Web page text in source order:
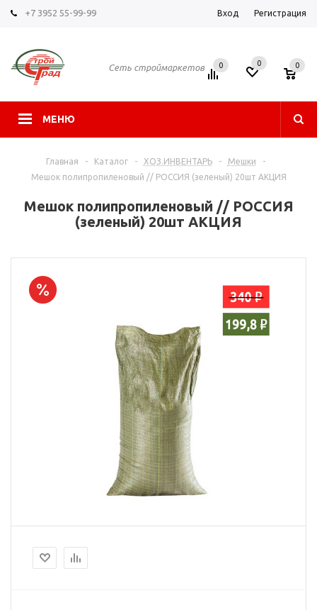
+7 3952 55-99-99 Вход Регистрация
Сеть строймаркетов
МЕНЮ
0 0 0
Главная - Каталог - ХОЗ.ИНВЕНТАРЬ - Мешки
-
Мешок полипропиленовый // РОССИЯ (зеленый) 20шт АКЦИЯ
Мешок полипропиленовый // РОССИЯ
(зеленый) 20шт АКЦИЯ